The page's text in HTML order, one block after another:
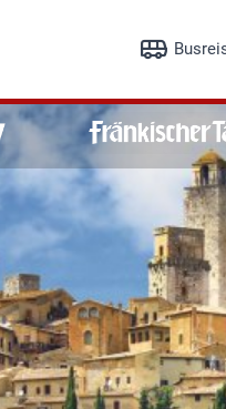
Busreisen